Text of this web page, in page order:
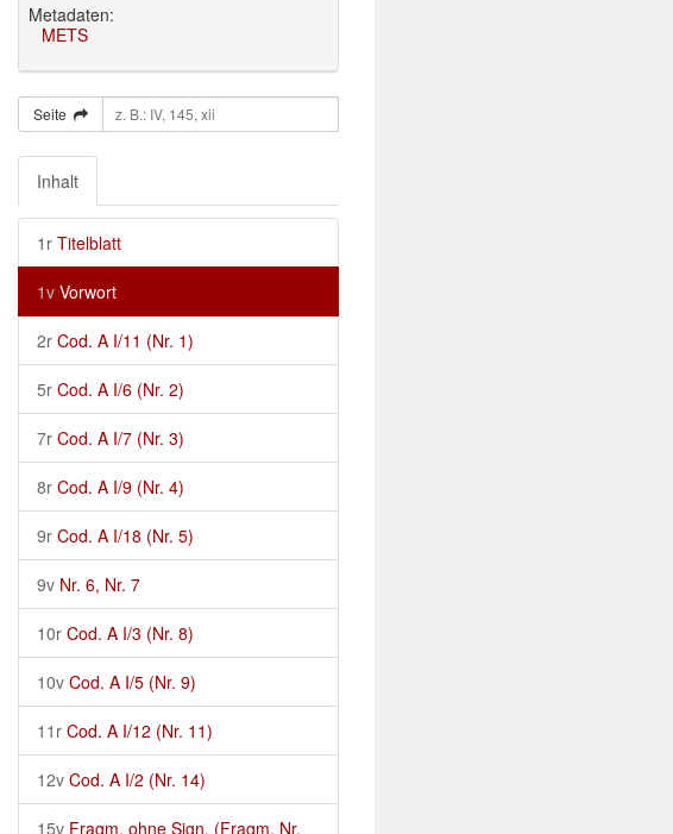
Metadaten:
METS
Seite
Inhalt
1r Titelblatt
1v Vorwort
2r Cod. A I/11 (Nr. 1)
5r Cod. A I/6 (Nr. 2)
7r Cod. A I/7 (Nr. 3)
8r Cod. A I/9 (Nr. 4)
9r Cod. A I/18 (Nr. 5)
9v Nr. 6, Nr. 7
10r Cod. A I/3 (Nr. 8)
10v Cod. A I/5 (Nr. 9)
11r Cod. A I/12 (Nr. 11)
12v Cod. A I/2 (Nr. 14)
15v Fragm. ohne Sign. (Fragm. Nr.